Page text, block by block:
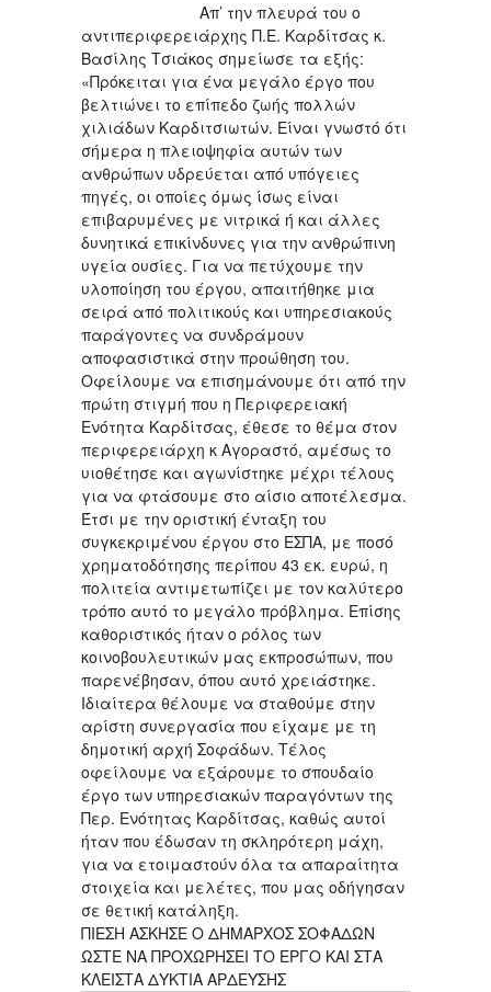
Απ’ την πλευρά του ο
αντιπεριφερειάρχης Π.Ε. Καρδίτσας κ.
Βασίλης Τσιάκος σημείωσε τα εξής:
«Πρόκειται για ένα μεγάλο έργο που
βελτιώνει το επίπεδο ζωής πολλών
χιλιάδων Καρδιτσιωτών. Είναι γνωστό ότι
σήμερα η πλειοψηφία αυτών των
ανθρώπων υδρεύεται από υπόγειες
πηγές, οι οποίες όμως ίσως είναι
επιβαρυμένες με νιτρικά ή και άλλες
δυνητικά επικίνδυνες για την ανθρώπινη
υγεία ουσίες. Για να πετύχουμε την
υλοποίηση του έργου, απαιτήθηκε μια
σειρά από πολιτικούς και υπηρεσιακούς
παράγοντες να συνδράμουν
αποφασιστικά στην προώθηση του.
Οφείλουμε να επισημάνουμε ότι από την
πρώτη στιγμή που η Περιφερειακή
Ενότητα Καρδίτσας, έθεσε το θέμα στον
περιφερειάρχη κ Αγοραστό, αμέσως το
υιοθέτησε και αγωνίστηκε μέχρι τέλους
για να φτάσουμε στο αίσιο αποτέλεσμα.
Έτσι με την οριστική ένταξη του
συγκεκριμένου έργου στο ΕΣΠΑ, με ποσό
χρηματοδότησης περίπου 43 εκ. ευρώ, η
πολιτεία αντιμετωπίζει με τον καλύτερο
τρόπο αυτό το μεγάλο πρόβλημα. Επίσης
καθοριστικός ήταν ο ρόλος των
κοινοβουλευτικών μας εκπροσώπων, που
παρενέβησαν, όπου αυτό χρειάστηκε.
Ιδιαίτερα θέλουμε να σταθούμε στην
αρίστη συνεργασία που είχαμε με τη
δημοτική αρχή Σοφάδων. Τέλος
οφείλουμε να εξάρουμε το σπουδαίο
έργο των υπηρεσιακών παραγόντων της
Περ. Ενότητας Καρδίτσας, καθώς αυτοί
ήταν που έδωσαν τη σκληρότερη μάχη,
για να ετοιμαστούν όλα τα απαραίτητα
στοιχεία και μελέτες, που μας οδήγησαν
σε θετική κατάληξη.
ΠΙΕΣΗ ΑΣΚΗΣΕ Ο ΔΗΜΑΡΧΟΣ ΣΟΦΑΔΩΝ
ΩΣΤΕ ΝΑ ΠΡΟΧΩΡΗΣΕΙ ΤΟ ΕΡΓΟ ΚΑΙ ΣΤΑ
ΚΛΕΙΣΤΑ ΔΥΚΤΙΑ ΑΡΔΕΥΣΗΣ